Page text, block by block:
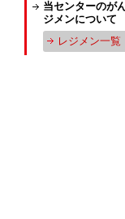
当センターのが
ジメンについて
レジメン一覧